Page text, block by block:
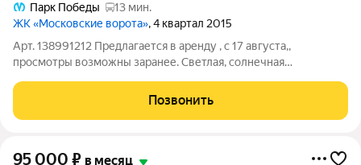
Парк Победы
13 мин.
ЖК «Московские ворота», 4 квартал 2015
Арт. 138991212 Предлагается в аренду , с 17 августа,,
просмотры возможны заранее. Светлая, солнечная
монолитном доме 2015 года . Просторная кухня 20.6 м
Планировка изолированная, санузел раздельный. В
Позвонить
95 000 ₽ в месяц